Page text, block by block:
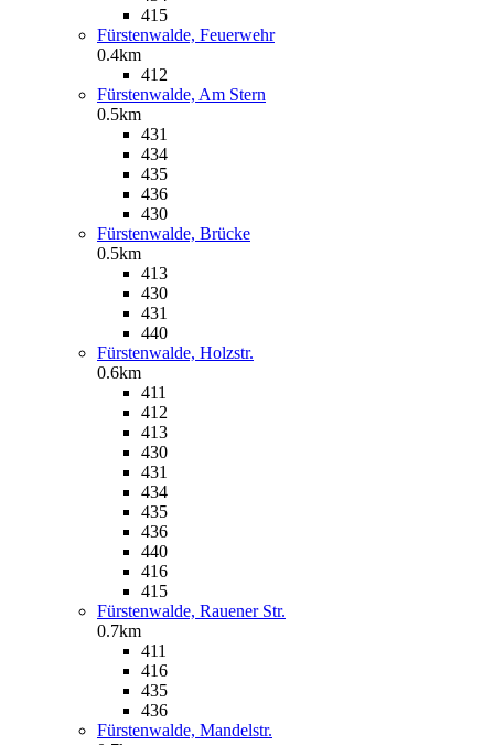
415
Fürstenwalde, Feuerwehr
0.4km
412
Fürstenwalde, Am Stern
0.5km
431
434
435
436
430
Fürstenwalde, Brücke
0.5km
413
430
431
440
Fürstenwalde, Holzstr.
0.6km
411
412
413
430
431
434
435
436
440
416
415
Fürstenwalde, Rauener Str.
0.7km
411
416
435
436
Fürstenwalde, Mandelstr.